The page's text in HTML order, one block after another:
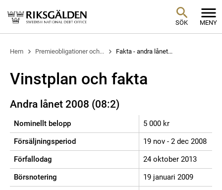
SÖK MENY
Hem Premieobligationer och... Fakta - andra lånet...
Vinstplan och fakta
Andra lånet 2008 (08:2)
Nominellt belopp
5 000 kr
Försäljningsperiod
19 nov - 2 dec 2008
Förfallodag
24 oktober 2013
Börsnotering
19 januari 2009